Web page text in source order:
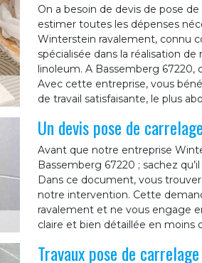
On a besoin de devis de pose
estimer toutes les dépenses
Winterstein ravalement, connu
spécialisée dans la réalisation
linoleum. A Bassemberg 67220,
Avec cette entreprise, vous
de travail satisfaisante, le plus
Un devis pose de
Avant que notre entreprise
Bassemberg 67220 ; sachez
Dans ce document, vous
notre intervention. Cette
ravalement et ne vous engage
claire et bien détaillée en moins
Travaux pose de